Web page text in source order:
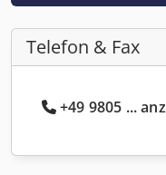
Telefon & Fax
+49 9805 ...